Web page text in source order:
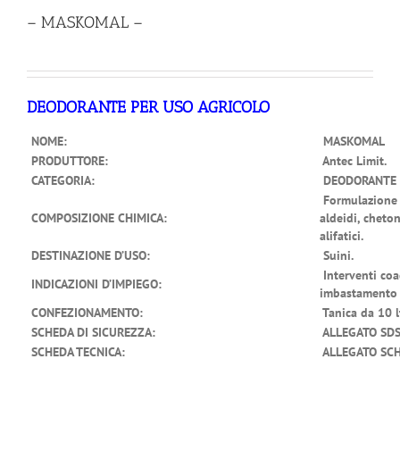
– MASKOMAL –
DEODORANTE PER USO AGRICOLO
NOME:
MASKOMAL
PRODUTTORE:
Antec Limit.
CATEGORIA:
DEODORANTE
COMPOSIZIONE CHIMICA:
aldeidi,
alifatici.
DESTINAZIONE D’USO:
Suini.
INDICAZIONI D’IMPIEGO:
Interventi
CONFEZIONAMENTO:
Tanica da 10
SCHEDA DI SICUREZZA:
ALLEGATO SDS
SCHEDA TECNICA:
ALLEGATO